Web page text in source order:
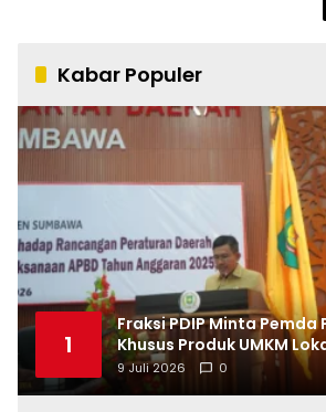
Kabar Populer
1
Fraksi PDIP Minta Pemda
Khusus Produk UMKM
9 Juli 2026 0